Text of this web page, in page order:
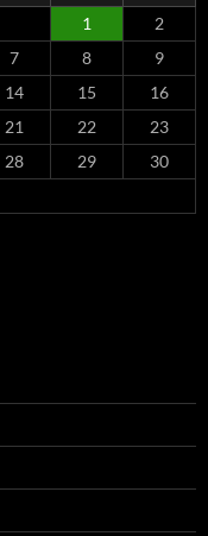
1
2
7 8
9
14 15
16
21 22
23
28 29
30